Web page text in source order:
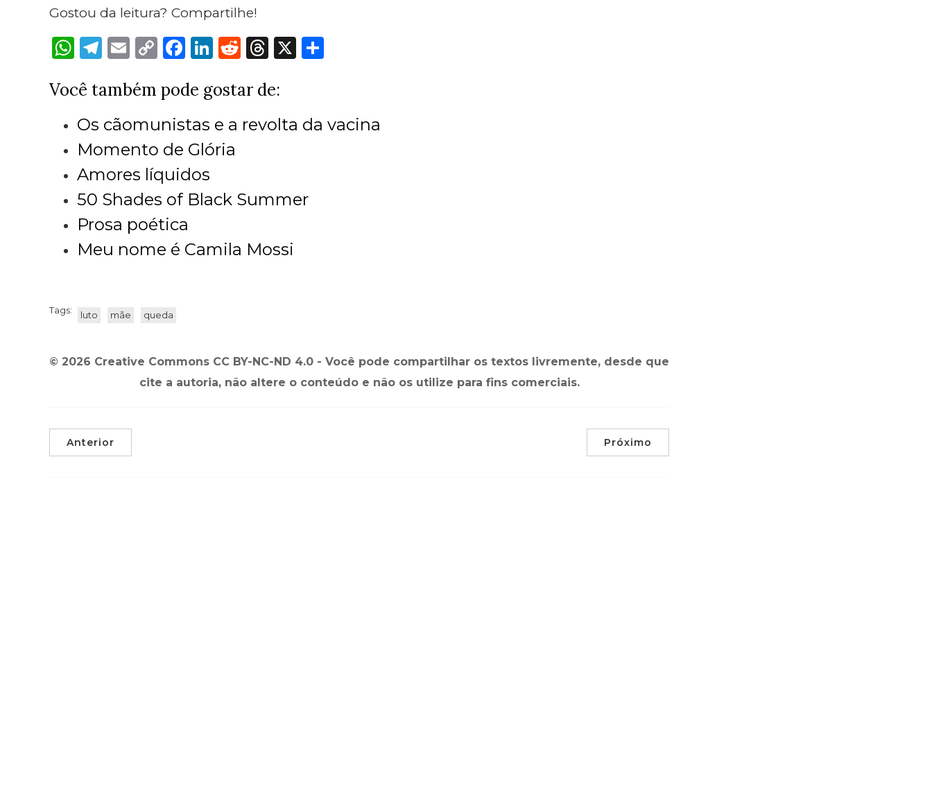
Gostou da leitura? Compartilhe!
W
sA
Tel
am il
Co
Lin
Fa
bo
Lin
dIn
Re
t
Th
ds
Você também pode gostar de:
Os cãomunistas e a revolta da vacina
Momento de Glória
Amores líquidos
50 Shades of Black Summer
Prosa poética
Meu nome é Camila Mossi
Tags: luto mãe queda
© 2026 Creative Commons CC BY-NC-ND 4.0 - Você pode compartilhar os textos livremente, desde que
cite a autoria, não altere o conteúdo e não os utilize para fins comerciais.
Anterior Próximo